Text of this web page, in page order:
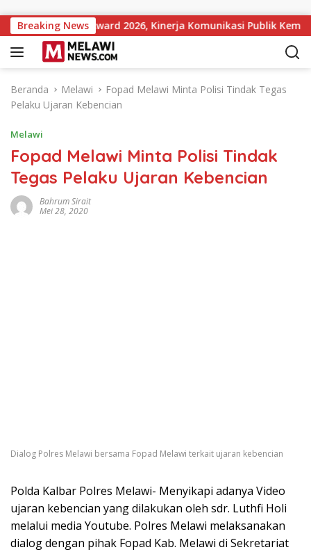
Breaking News
Award 2026, Kinerja Komunikasi Publik Kementerian
Beranda Melawi
Fopad Melawi Minta Polisi Tindak Tegas
Pelaku Ujaran Kebencian
Melawi
Fopad Melawi Minta Polisi Tindak
Tegas Pelaku Ujaran Kebencian
Bahrum Sirait
Mei 28, 2020
Dialog Polres Melawi bersama Fopad Melawi terkait ujaran kebencian
Polda Kalbar Polres Melawi- Menyikapi adanya Video
ujaran kebencian yang dilakukan oleh sdr. Luthfi Holi
melalui media Youtube. Polres Melawi melaksanakan
dialog dengan pihak Fopad Kab. Melawi di Sekretariat